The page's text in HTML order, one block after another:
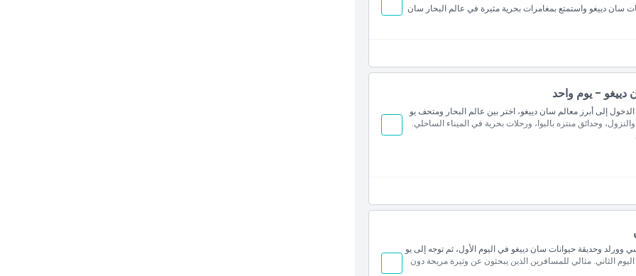
دييغو واستمتع بمغامرات بحرية مثيرة في عالم البحار سان
- يوم واحد
إلى أبرز معالم سان دييغو، اختر بين عالم البحار ومتحف يو
وحدائق منتزه بالبوا، ورحلات بحرية في الميناء الساحلي.
وحديقة حيوانات سان دييغو في اليوم الأول، ثم توجه إلى يو
الثاني. مثالي للمسافرين الذين يبحثون عن وتيرة مريحة دون